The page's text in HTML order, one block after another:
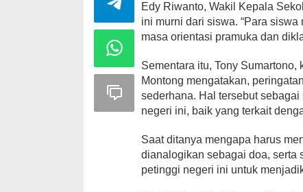
Edy Riwanto, Wakil Kepala
ini murni dari siswa. “Para
masa orientasi pramuka dan
Sementara itu, Tony Sumartono,
Montong mengatakan,
sederhana. Hal tersebut
negeri ini, baik yang terkait
Saat ditanya mengapa harus
dianalogikan sebagai doa, serta
petinggi negeri ini untuk